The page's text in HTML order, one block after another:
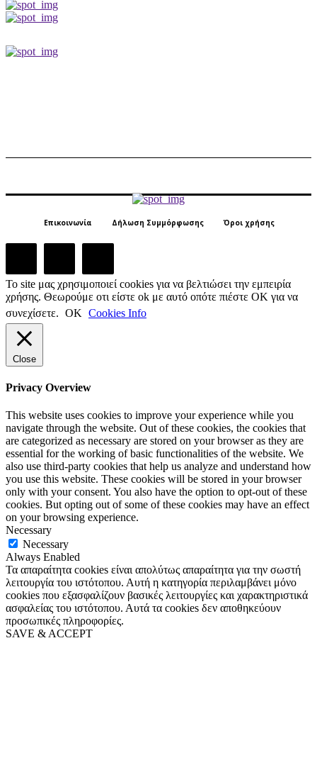
Επικοινωνία Δήλωση Συμμόρφωσης Όροι χρήσης
Το site μας χρησιμοποιεί cookies για να βελτιώσει την εμπειρία
χρήσης. Θεωρούμε οτι είστε ok με αυτό οπότε πιέστε ΟΚ για να
συνεχίσετε. ΟΚ Cookies Info
Close
Privacy Overview
This website uses cookies to improve your experience while you
navigate through the website. Out of these cookies, the cookies that
are categorized as necessary are stored on your browser as they are
essential for the working of basic functionalities of the website. We
also use third-party cookies that help us analyze and understand how
you use this website. These cookies will be stored in your browser
only with your consent. You also have the option to opt-out of these
cookies. But opting out of some of these cookies may have an effect
on your browsing experience.
Necessary
Necessary
Always Enabled
Τα απαραίτητα cookies είναι απολύτως απαραίτητα για την σωστή
λειτουργία του ιστότοπου. Αυτή η κατηγορία περιλαμβάνει μόνο
cookies που εξασφαλίζουν βασικές λειτουργίες και χαρακτηριστικά
ασφαλείας του ιστότοπου. Αυτά τα cookies δεν αποθηκεύουν
προσωπικές πληροφορίες.
SAVE & ACCEPT